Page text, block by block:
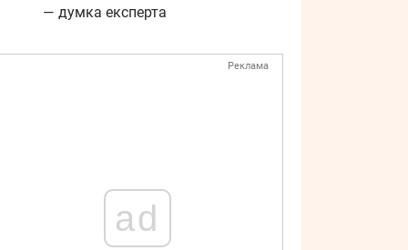
— думка експерта
Реклама
ad